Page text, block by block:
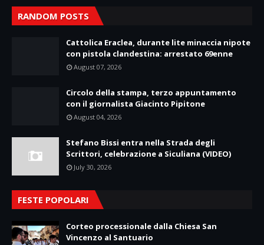
RANDOM POSTS
Cattolica Eraclea, durante lite minaccia nipote
con pistola clandestina: arrestato 69enne
August 07, 2026
Circolo della stampa, terzo appuntamento
con il giornalista Giacinto Pipitone
August 04, 2026
Stefano Bissi entra nella Strada degli
Scrittori, celebrazione a Siculiana (VIDEO)
July 30, 2026
FESTE POPOLARI
Corteo processionale dalla Chiesa San
Vincenzo al Santuario